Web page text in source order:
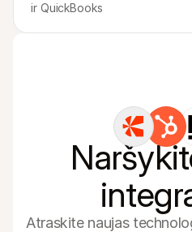
ir QuickBooks
Atraskite naujas